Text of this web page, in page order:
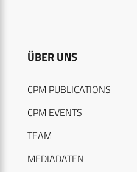
ÜBER UNS
CPM PUBLICATIONS
CPM EVENTS
TEAM
MEDIADATEN